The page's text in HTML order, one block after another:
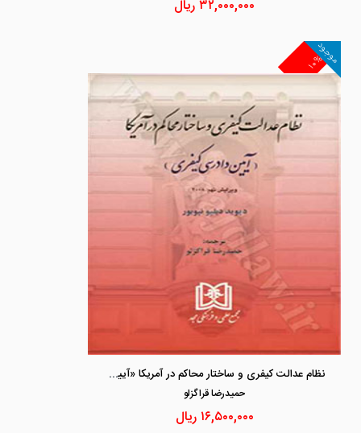
۳۲,۰۰۰,۰۰۰ریال
۱۰%
موجود
نظام عدالت کیفری و ساختار محاکم در آمریکا «آیین دادرسی کیفری»
حميدرضا قراگزلو
۱۶,۵۰۰,۰۰۰ ریال